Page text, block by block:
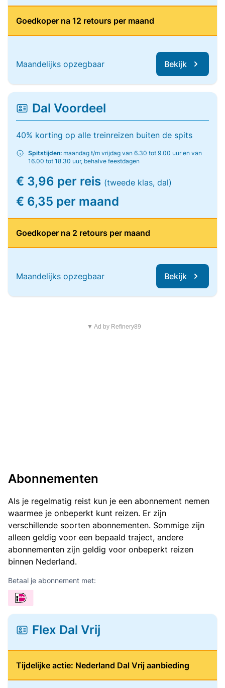
Goedkoper na 12 retours per maand
Maandelijks opzegbaar Bekijk
Dal Voordeel
40% korting op alle treinreizen buiten de spits
Spitstijden: maandag t/m vrijdag van 6.30 tot 9.00 uur en van
16.00 tot 18.30 uur, behalve feestdagen
€ 3,96 per reis (tweede klas, dal)
€ 6,35 per maand
Goedkoper na 2 retours per maand
Maandelijks opzegbaar Bekijk
▼ Ad by Refinery89
Abonnementen
Als je regelmatig reist kun je een abonnement nemen
waarmee je onbeperkt kunt reizen. Er zijn
verschillende soorten abonnementen. Sommige zijn
alleen geldig voor een bepaald traject, andere
abonnementen zijn geldig voor onbeperkt reizen
binnen Nederland.
Betaal je abonnement met:
Flex Dal Vrij
Tijdelijke actie: Nederland Dal Vrij aanbieding